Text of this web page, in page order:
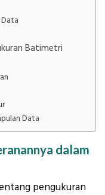
Batimetri
Data
dalam
pengukuran